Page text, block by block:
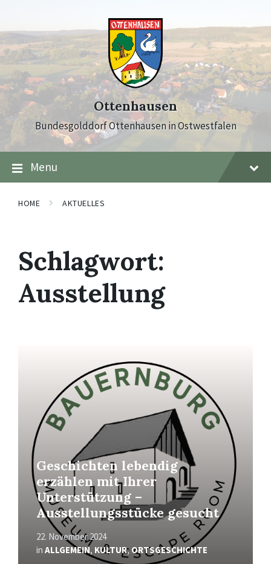
content
main
navigation
footer
Ottenhausen
Bundesgolddorf Ottenhausen in Ostwestfalen
Menu
HOME AKTUELLES
Schlagwort:
Ausstellung
Geschichten lebendig
erzählen mit Ihrer
Unterstützung –
Ausstellungsstücke gesucht
22. November 2024
in ALLGEMEIN, KULTUR, ORTSGESCHICHTE